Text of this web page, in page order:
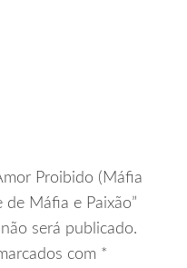
Proibido (Máfia
de Máfia e Paixão”
será publicado.
com *